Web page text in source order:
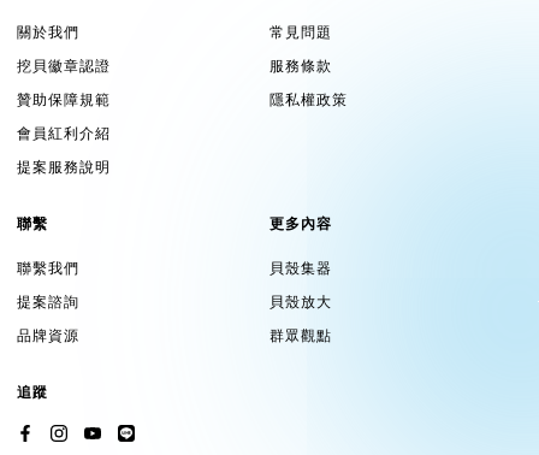
關於我們
挖貝徽章認證
贊助保障規範
會員紅利介紹
提案服務說明
常見問題
服務條款
隱私權政策
聯繫
聯繫我們
提案諮詢
品牌資源
更多內容
貝殼集器
貝殼放大
群眾觀點
追蹤